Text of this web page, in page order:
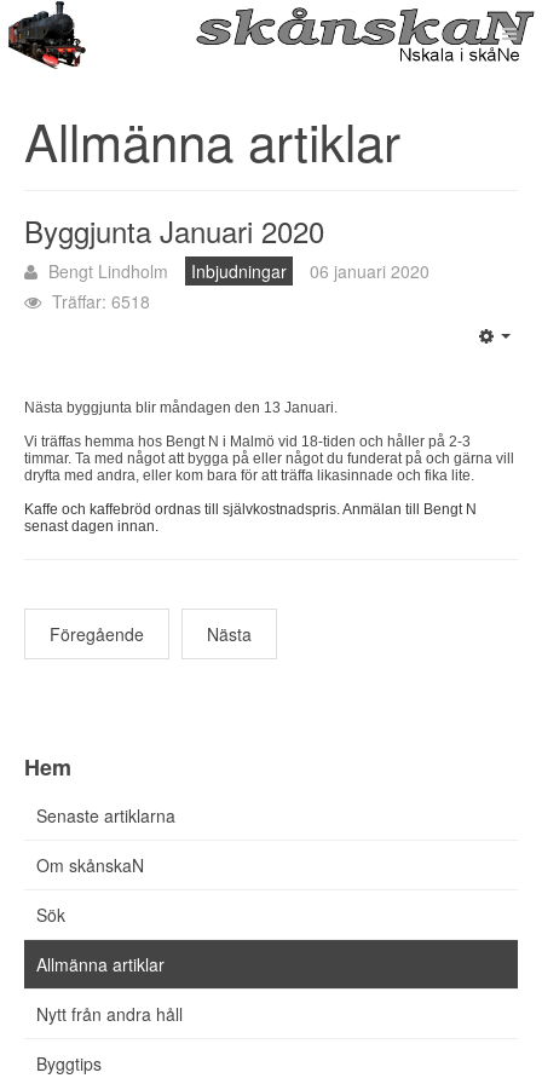
Allmänna artiklar
Byggjunta Januari 2020
Bengt Lindholm Inbjudningar
06 januari 2020
Träffar: 6518
Nästa byggjunta blir måndagen den 13 Januari.
Vi träffas hemma hos Bengt N i Malmö vid 18-tiden och håller på 2-3
timmar. Ta med något att bygga på eller något du funderat på och gärna vill
dryfta med andra, eller kom bara för att träffa likasinnade och fika lite.
Kaffe och kaffebröd ordnas till självkostnadspris. Anmälan till Bengt N
senast dagen innan.
Föregående Nästa
Hem
Senaste artiklarna
Om skånskaN
Sök
Allmänna artiklar
Nytt från andra håll
Byggtips